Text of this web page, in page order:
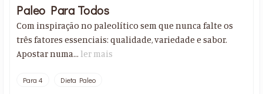
Paleo Para Todos
Com inspiração no paleolítico sem que nunca falte os
três fatores essenciais: qualidade, variedade e sabor.
Apostar numa...ler mais
Para 4 Dieta Paleo